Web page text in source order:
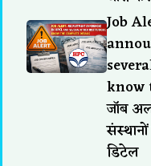
Job
know
जॉब
डिटेल